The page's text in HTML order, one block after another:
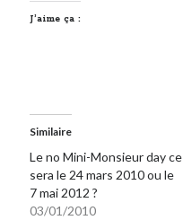
J’aime ça :
Similaire
Le no Mini-Monsieur day ce
sera le 24 mars 2010 ou le
7 mai 2012 ?
03/01/2010